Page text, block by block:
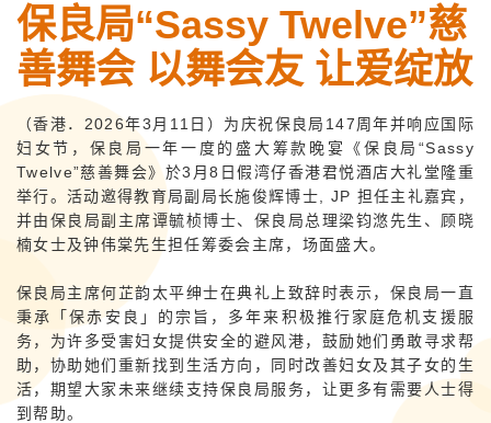
保良局“Sassy Twelve”慈
善舞会 以舞会友 让爱绽放
（香港．2026年3月11日）为庆祝保良局147周年并响应国际
妇女节，保良局一年一度的盛大筹款晚宴《保良局 “Sassy
Twelve”慈善舞会》於3月8日假湾仔香港君悦酒店大礼堂隆重
举行。活动邀得教育局副局长施俊辉博士, JP 担任主礼嘉宾，
并由保良局副主席谭毓桢博士、保良局总理梁钧滺先生、顾晓
楠女士及钟伟棠先生担任筹委会主席，场面盛大。
保良局主席何芷韵太平绅士在典礼上致辞时表示，保良局一直
秉承「保赤安良」的宗旨，多年来积极推行家庭危机支援服
务，为许多受害妇女提供安全的避风港，鼓励她们勇敢寻求帮
助，协助她们重新找到生活方向，同时改善妇女及其子女的生
活，期望大家未来继续支持保良局服务，让更多有需要人士得
到帮助。